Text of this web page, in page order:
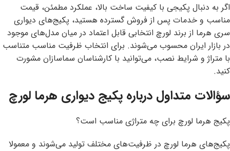
اگر به دنبال پکیجی با کیفیت ساخت بالا، عملکرد مطمئن، قیمت
مناسب و خدمات پس از فروش گسترده هستید، پکیج‌های دیواری
سری هرما از برند لورچ انتخابی قابل اعتماد در میان مدل‌های موجود
در بازار ایران محسوب می‌شوند. برای انتخاب ظرفیت مناسب متناسب
با متراژ و شرایط نصب، می‌توانید با کارشناسان سماسازان مشورت
کنید.
سؤالات متداول درباره پکیج دیواری هرما لورچ
پکیج هرما لورچ برای چه متراژی مناسب است؟
پکیج‌های هرما لورچ در ظرفیت‌های مختلف تولید می‌شوند و معمولا